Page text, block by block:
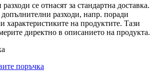
се отнасят за стандартна доставка.
разходи, напр. поради
характеристиките на продуктите. Тази
директно в описанието на продукта.
поръчка